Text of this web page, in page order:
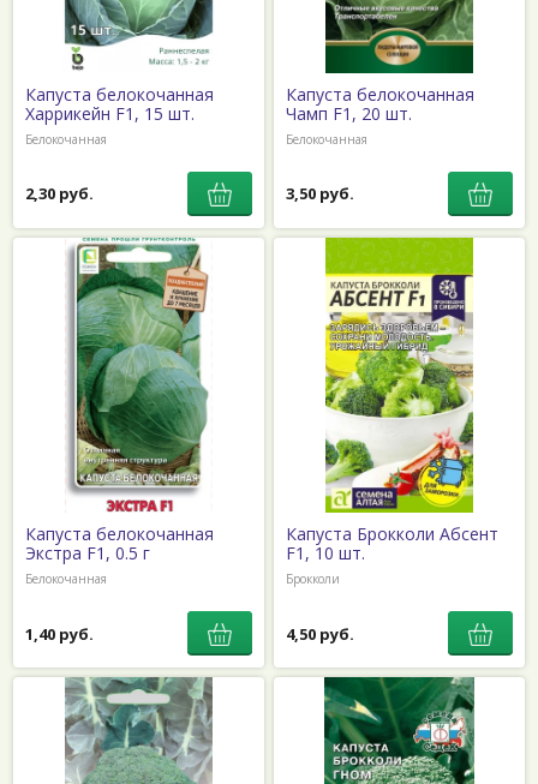
Капуста белокочанная
Харрикейн F1, 15 шт.
Белокочанная
2,30 руб.
Капуста белокочанная
Чамп F1, 20 шт.
Белокочанная
3,50 руб.
Капуста белокочанная
Экстра F1, 0.5 г
Белокочанная
1,40 руб.
Капуста Брокколи Абсент
F1, 10 шт.
Брокколи
4,50 руб.